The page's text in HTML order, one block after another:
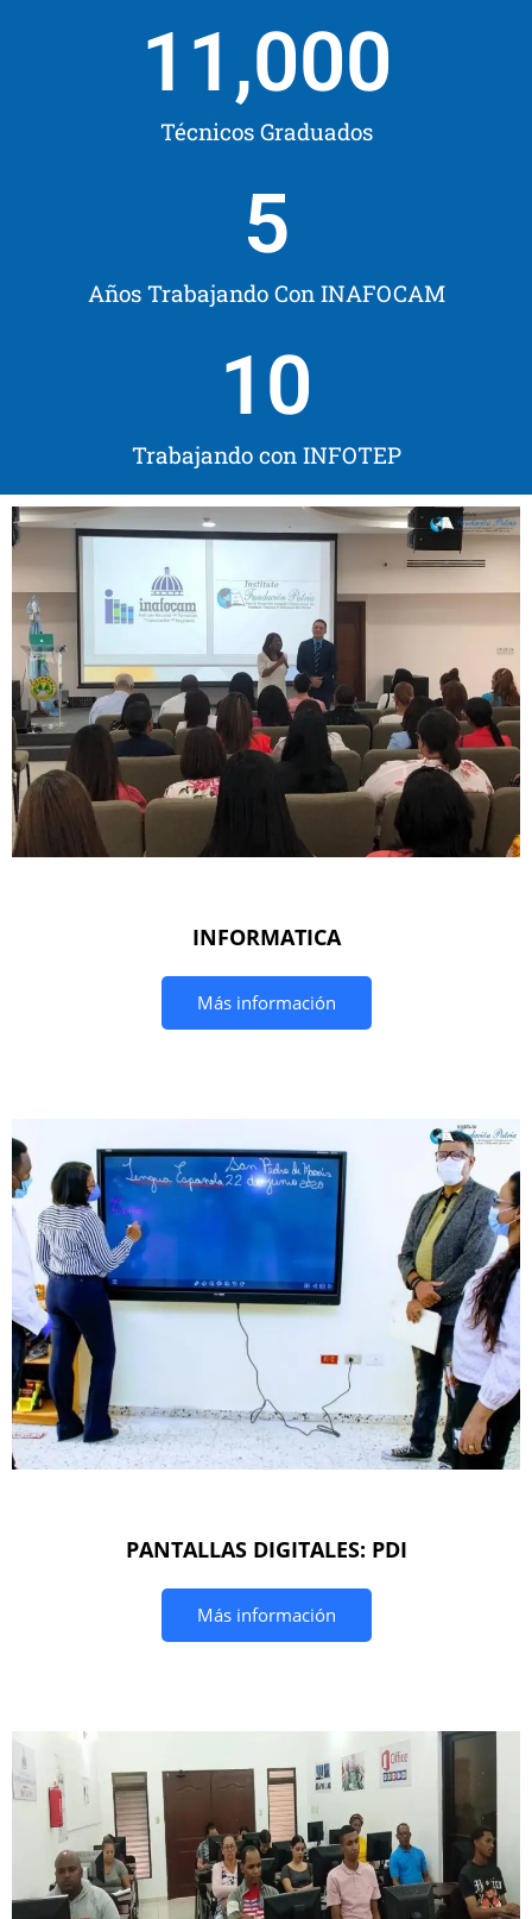
Técnicos Graduados
11,000
Años Trabajando Con INAFOCAM
5
Trabajando con INFOTEP
10
INFORMATICA
Más información
PANTALLAS DIGITALES: PDI
Más información